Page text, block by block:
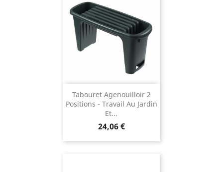
Tabouret Agenouilloir 2
Positions - Travail Au Jardin
Et...
Prix
24,06 €